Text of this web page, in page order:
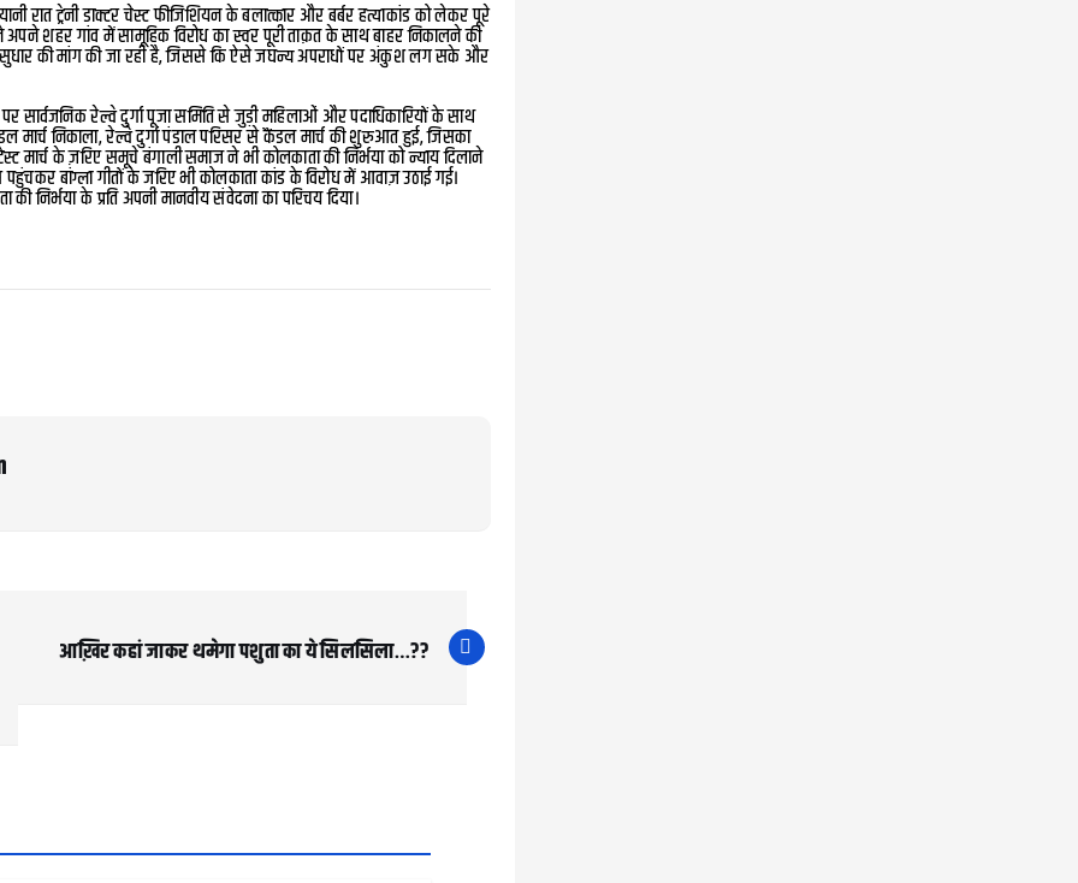
ट्रेनी डाक्टर चेस्ट फीजिशियन के बलात्कार और बर्बर हत्याकांड को लेकर पूरे
शहर गांव में सामूहिक विरोध का स्वर पूरी ताक़त के साथ बाहर निकालने की
की मांग की जा रही है, जिससे कि ऐसे जघन्य अपराधों पर अंकुश लग सके और
सार्वजनिक रेल्वे दुर्गा पूजा समिति से जुड़ी महिलाओं और पदाधिकारियों के साथ
मार्च निकाला, रेल्वे दुर्गा पंडाल परिसर से कैंडल मार्च की शुरुआत हुई, जिसका
मार्च के ज़रिए समूचे बंगाली समाज ने भी कोलकाता की निर्भया को न्याय दिलाने
बांग्ला गीतों के जरिए भी कोलकाता कांड के विरोध में आवाज़ उठाई गई।
निर्भया के प्रति अपनी मानवीय संवेदना का परिचय दिया।
आख़िर कहां जाकर थमेगा पशुता का ये सिलसिला…??